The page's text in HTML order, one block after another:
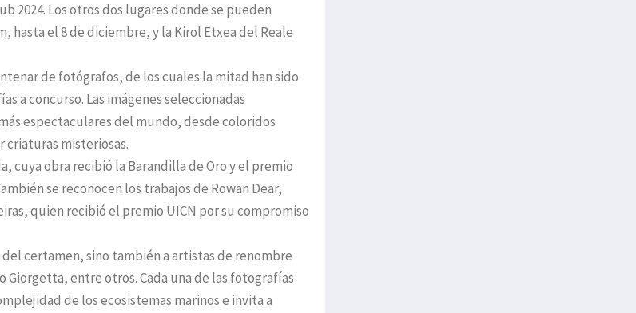
2024. Los otros dos lugares donde se pueden
hasta el 8 de diciembre, y la Kirol Etxea del Reale
de fotógrafos, de los cuales la mitad han sido
a concurso. Las imágenes seleccionadas
espectaculares del mundo, desde coloridos
criaturas misteriosas.
cuya obra recibió la Barandilla de Oro y el premio
se reconocen los trabajos de Rowan Dear,
quien recibió el premio UICN por su compromiso
certamen, sino también a artistas de renombre
Giorgetta, entre otros. Cada una de las fotografías
de los ecosistemas marinos e invita a